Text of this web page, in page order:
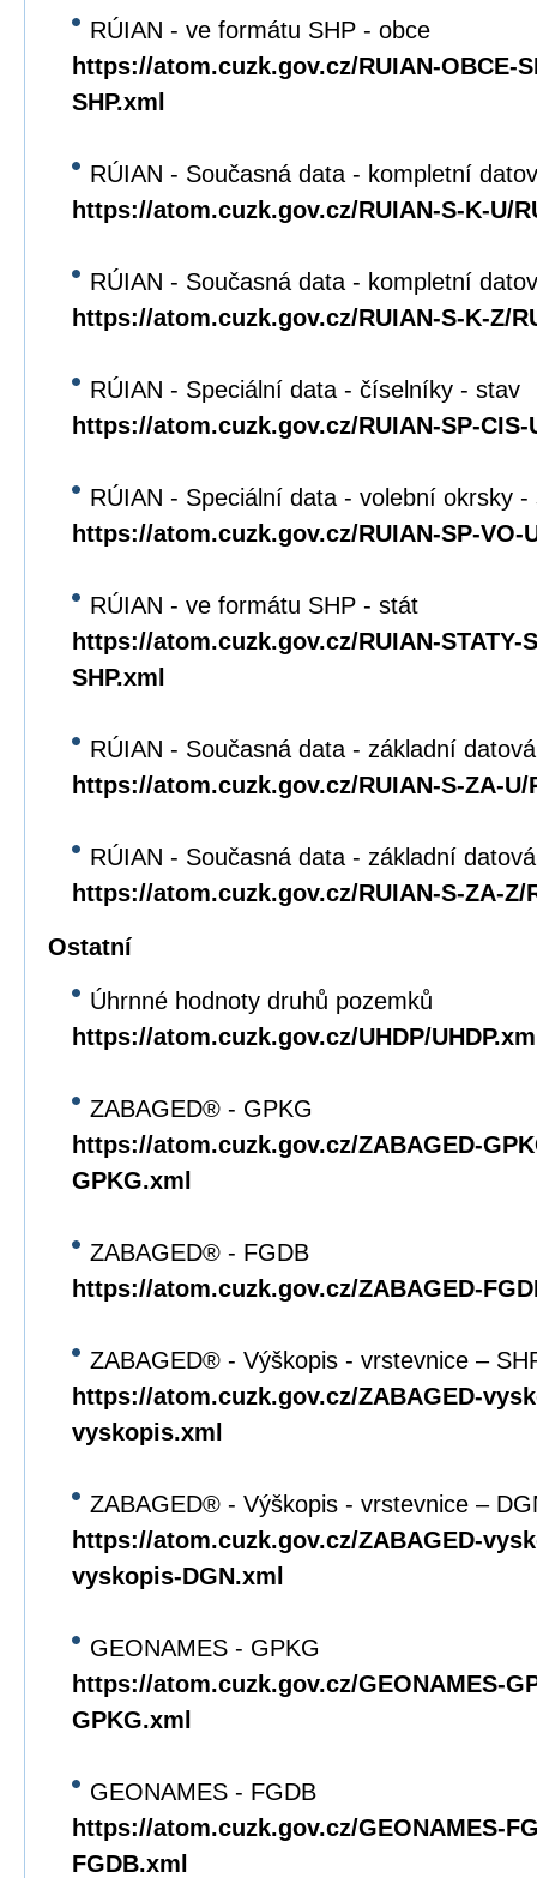
RÚIAN - ve formátu SHP - obce
https://atom.cuzk.gov.cz/RUIAN-OBCE-
SHP.xml
RÚIAN - Současná data - kompletní
https://atom.cuzk.gov.cz/RUIAN-S-K-U/
RÚIAN - Současná data - kompletní
https://atom.cuzk.gov.cz/RUIAN-S-K-Z/
RÚIAN - Speciální data - číselníky - stav
https://atom.cuzk.gov.cz/RUIAN-SP-CIS-
RÚIAN - Speciální data - volební okrsky -
https://atom.cuzk.gov.cz/RUIAN-SP-VO-
RÚIAN - ve formátu SHP - stát
https://atom.cuzk.gov.cz/RUIAN-STATY-
SHP.xml
RÚIAN - Současná data - základní
https://atom.cuzk.gov.cz/RUIAN-S-ZA-U/
RÚIAN - Současná data - základní
https://atom.cuzk.gov.cz/RUIAN-S-ZA-Z/
Ostatní
Úhrnné hodnoty druhů pozemků
https://atom.cuzk.gov.cz/UHDP/
ZABAGED® - GPKG
https://atom.cuzk.gov.cz/ZABAGED-
GPKG.xml
ZABAGED® - FGDB
https://atom.cuzk.gov.cz/ZABAGED-
ZABAGED® - Výškopis - vrstevnice –
https://atom.cuzk.gov.cz/ZABAGED-
vyskopis.xml
ZABAGED® - Výškopis - vrstevnice –
https://atom.cuzk.gov.cz/ZABAGED-
vyskopis-DGN.xml
GEONAMES - GPKG
https://atom.cuzk.gov.cz/GEONAMES-
GPKG.xml
GEONAMES - FGDB
https://atom.cuzk.gov.cz/GEONAMES-
FGDB.xml